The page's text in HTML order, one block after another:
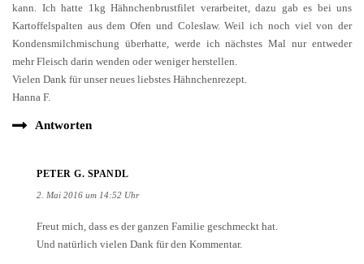
kann. Ich hatte 1kg Hähnchenbrustfilet verarbeitet, dazu gab es bei uns
Kartoffelspalten aus dem Ofen und Coleslaw. Weil ich noch viel von der
Kondensmilchmischung überhatte, werde ich nächstes Mal nur entweder
mehr Fleisch darin wenden oder weniger herstellen.
Vielen Dank für unser neues liebstes Hähnchenrezept.
Hanna F.
Antworten
PETER G. SPANDL
2. Mai 2016 um 14:52 Uhr
Freut mich, dass es der ganzen Familie geschmeckt hat.
Und natürlich vielen Dank für den Kommentar.